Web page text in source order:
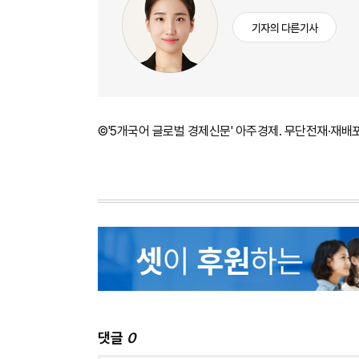
기자의 다른기사
©'5개국어 글로벌 경제신문' 아주경제. 무단전재·재배
댓글 0